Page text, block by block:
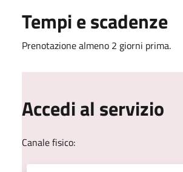
Tempi e scadenze
Prenotazione almeno 2 giorni prima.
Accedi al servizio
Canale fisico: